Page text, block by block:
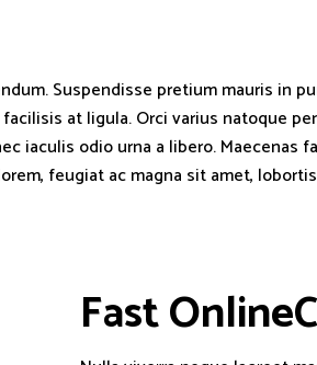
Suspendisse pretium mauris in
at ligula. Orci varius natoque
iaculis odio urna a libero.
feugiat ac magna sit amet,
FastOnlineC